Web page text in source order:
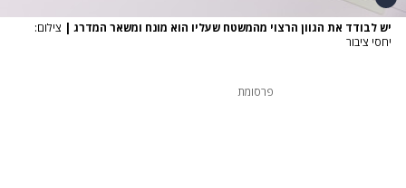
יש לבודד את הגוון הרצוי מהמשטח שעליו הוא מונח ומשאר המדרג | צילום:
יחסי ציבור
פרסומת